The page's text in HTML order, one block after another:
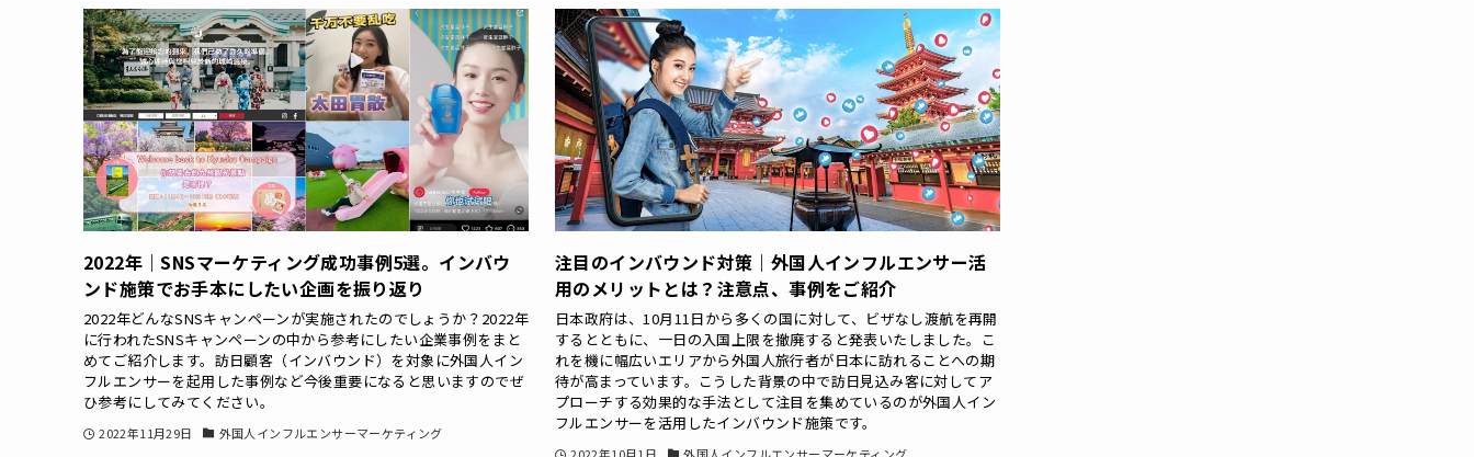
2022年｜SNSマーケティング成功事例5選。インバウ
ンド施策でお手本にしたい企画を振り返り
2022年どんなSNSキャンペーンが実施されたのでしょうか？2022年
に行われたSNSキャンペーンの中から参考にしたい企業事例をまと
めてご紹介します。訪日顧客（インバウンド）を対象に外国人イン
フルエンサーを起用した事例など今後重要になると思いますのでぜ
ひ参考にしてみてください。
2022年11月29日 外国人インフルエンサーマーケティング
注目のインバウンド対策｜外国人インフルエンサー活
用のメリットとは？注意点、事例をご紹介
日本政府は、10月11日から多くの国に対して、ビザなし渡航を再開
するとともに、一日の入国上限を撤廃すると発表いたしました。こ
れを機に幅広いエリアから外国人旅行者が日本に訪れることへの期
待が高まっています。こうした背景の中で訪日見込み客に対してア
プローチする効果的な手法として注目を集めているのが外国人イン
フルエンサーを活用したインバウンド施策です。
2022年10月1日 外国人インフルエンサーマーケティング